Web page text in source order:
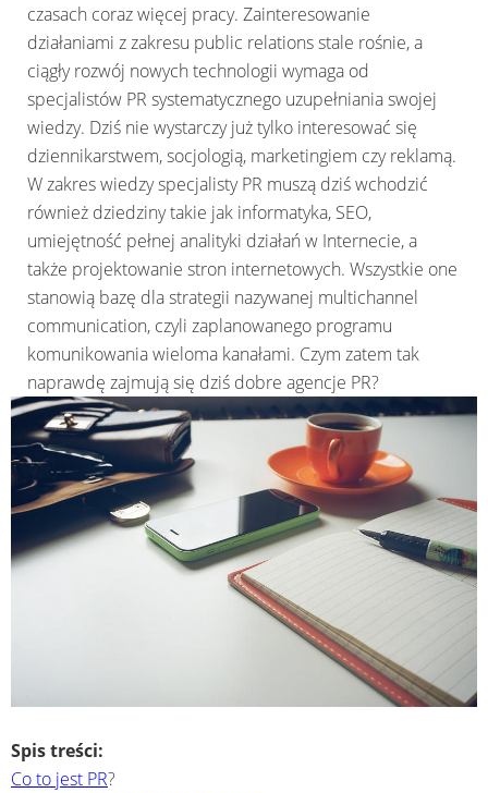
czasach coraz więcej pracy. Zainteresowanie
działaniami z zakresu public relations stale rośnie, a
ciągły rozwój nowych technologii wymaga od
specjalistów PR systematycznego uzupełniania swojej
wiedzy. Dziś nie wystarczy już tylko interesować się
dziennikarstwem, socjologią, marketingiem czy reklamą.
W zakres wiedzy specjalisty PR muszą dziś wchodzić
również dziedziny takie jak informatyka, SEO,
umiejętność pełnej analityki działań w Internecie, a
także projektowanie stron internetowych. Wszystkie one
stanowią bazę dla strategii nazywanej multichannel
communication, czyli zaplanowanego programu
komunikowania wieloma kanałami. Czym zatem tak
naprawdę zajmują się dziś dobre agencje PR?
Spis treści:
Co to jest PR?